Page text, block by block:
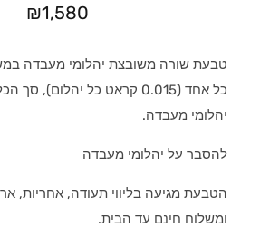
₪1,580
טבעת שורה משובצת יהלומי מעבדה
יהלומי מעבדה.
להסבר על יהלומי מעבדה
הטבעת מגיעה בליווי תעודה, אחריות,
ומשלוח חינם עד הבית.